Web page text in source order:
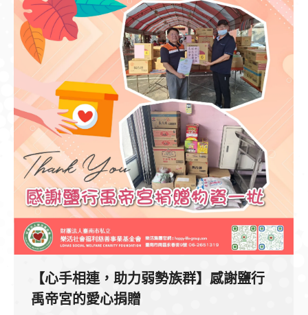
【心手相連，助力弱勢族群】感謝鹽行
禹帝宮的愛心捐贈